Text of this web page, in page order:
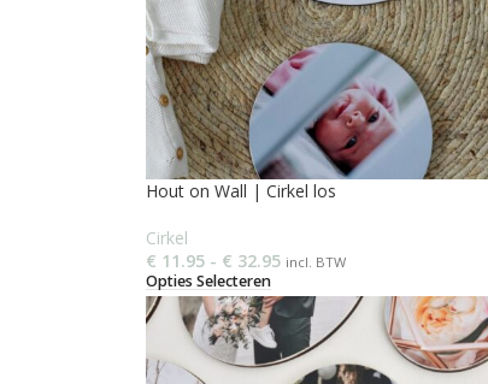
Hout on Wall | Cirkel los
Cirkel
€ 11.95 - € 32.95 incl. BTW
Opties Selecteren